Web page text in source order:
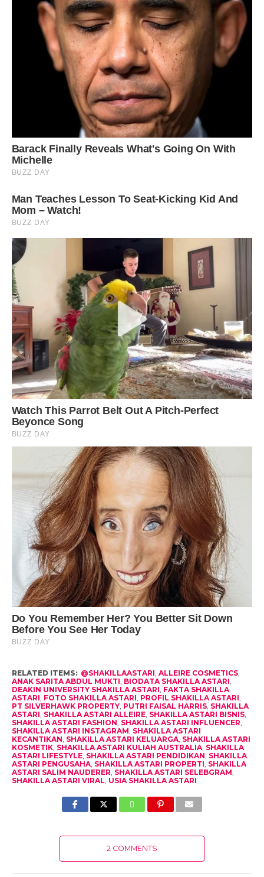
RELATED ITEMS: @SHAKILLAASTARI, ALLEIRE COSMETICS,
ANAK SARITA ABDUL MUKTI, BIODATA SHAKILLA ASTARI,
DEAKIN UNIVERSITY SHAKILLA ASTARI, FAKTA SHAKILLA
ASTARI, FOTO SHAKILLA ASTARI, PROFIL SHAKILLA ASTARI,
PT SILVERHAWK PROPERTY, PUTRI FAISAL HARRIS, SHAKILLA
ASTARI, SHAKILLA ASTARI ALLEIRE, SHAKILLA ASTARI BISNIS,
SHAKILLA ASTARI FASHION, SHAKILLA ASTARI INFLUENCER,
SHAKILLA ASTARI INSTAGRAM, SHAKILLA ASTARI
KECANTIKAN, SHAKILLA ASTARI KELUARGA, SHAKILLA ASTARI
KOSMETIK, SHAKILLA ASTARI KULIAH AUSTRALIA, SHAKILLA
ASTARI LIFESTYLE, SHAKILLA ASTARI PENDIDIKAN, SHAKILLA
ASTARI PENGUSAHA, SHAKILLA ASTARI PROPERTI, SHAKILLA
ASTARI SALIM NAUDERER, SHAKILLA ASTARI SELEBGRAM,
SHAKILLA ASTARI VIRAL, USIA SHAKILLA ASTARI
2 COMMENTS